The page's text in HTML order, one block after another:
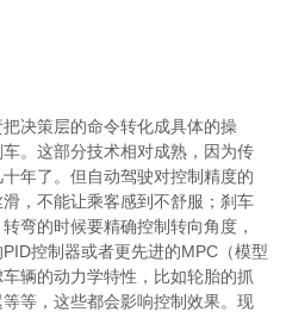
决策层的命令转化成具体的操
。这部分技术相对成熟，因为传
年了。但自动驾驶对控制精度的
，不能让乘客感到不舒服；刹车
弯的时候要精确控制转向角度，
控制器或者更先进的MPC（模型
辆的动力学特性，比如轮胎的抓
等，这些都会影响控制效果。现